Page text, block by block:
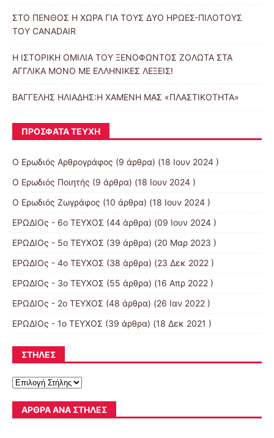
ΣΤΟ ΠΕΝΘΟΣ Η ΧΩΡΑ ΓΙΑ ΤΟΥΣ ΔΥΟ ΗΡΩΕΣ-ΠΙΛΟΤΟΥΣ
ΤΟΥ CANADAIR
Η ΙΣΤΟΡΙΚΗ ΟΜΙΛΙΑ ΤΟΥ ΞΕΝΟΦΩΝΤΟΣ ΖΟΛΩΤΑ ΣΤΑ
ΑΓΓΛΙΚΑ ΜΟΝΟ ΜΕ ΕΛΛΗΝΙΚΕΣ ΛΕΞΕΙΣ!
ΒΑΓΓΕΛΗΣ ΗΛΙΑΔΗΣ:Η ΧΑΜΕΝΗ ΜΑΣ «ΠΛΑΣΤΙΚΟΤΗΤΑ»
ΠΡΌΣΦΑΤΑ ΤΕΎΧΗ
Ο Ερωδιός Αρθρογράφος (9 άρθρα) (18 Ιουν 2024 )
Ο Ερωδιός Ποιητής (9 άρθρα) (18 Ιουν 2024 )
Ο Ερωδιός Ζωγράφος (10 άρθρα) (18 Ιουν 2024 )
ΕΡΩΔΙΟς - 6ο ΤΕΥΧΟΣ (44 άρθρα) (09 Ιουν 2024 )
ΕΡΩΔΙΟς - 5ο ΤΕΥΧΟΣ (39 άρθρα) (20 Μαρ 2023 )
ΕΡΩΔΙΟς - 4ο ΤΕΥΧΟΣ (38 άρθρα) (23 Δεκ 2022 )
ΕΡΩΔΙΟς - 3ο ΤΕΥΧΟΣ (55 άρθρα) (16 Απρ 2022 )
ΕΡΩΔΙΟς - 2ο ΤΕΥΧΟΣ (48 άρθρα) (26 Ιαν 2022 )
ΕΡΩΔΙΟς - 1ο ΤΕΥΧΟΣ (39 άρθρα) (18 Δεκ 2021 )
ΣΤΗΛΕΣ
ΆΡΘΡΑ ΑΝΆ ΣΤΉΛΕΣ